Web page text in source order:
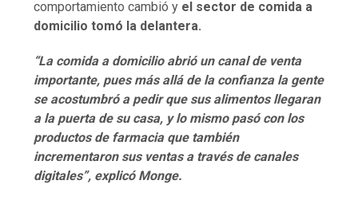
comportamiento cambió y el sector de comida a
domicilio tomó la delantera.
“La comida a domicilio abrió un canal de venta
importante, pues más allá de la confianza la gente
se acostumbró a pedir que sus alimentos llegaran
a la puerta de su casa, y lo mismo pasó con los
productos de farmacia que también
incrementaron sus ventas a través de canales
digitales”, explicó Monge.